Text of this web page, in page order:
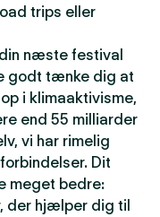
trips eller
næste festival
godt tænke dig at
i klimaaktivisme,
end 55 milliarder
vi har rimelig
Dit
meget bedre:
der hjælper dig til